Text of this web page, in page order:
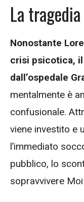
La
Nonostante
crisi psicotica,
dall’ospedale
mentalmente è
confusionale.
viene investito e
l’immediato
pubblico, lo
sopravvivere